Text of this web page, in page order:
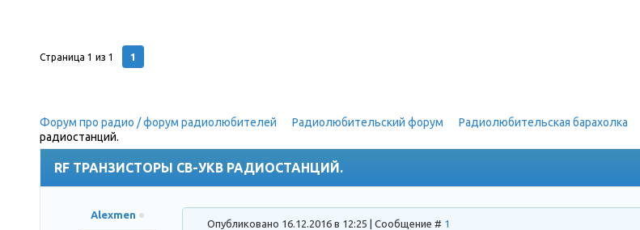
Страница 1 из 1 1
Форум про радио / форум радиолюбителей Радиолюбительский форум Радиолюбительская барахолка
радиостанций.
RF ТРАНЗИСТОРЫ СВ-УКВ РАДИОСТАНЦИЙ.
Alexmen
Опубликовано 16.12.2016 в 12:25 | Сообщение # 1